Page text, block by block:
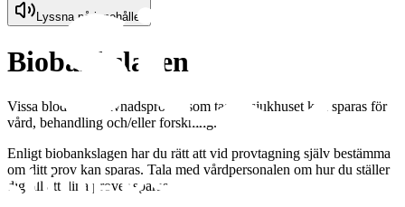
Lyssna på innehållet
Biobankslagen
Vissa blod- och vävnadsprover som tas på sjukhuset kan sparas för
vård, behandling och/eller forskning.
Enligt biobankslagen har du rätt att vid provtagning själv bestämma
om ditt prov kan sparas. Tala med vårdpersonalen om hur du ställer
dig till att dina prover sparas.